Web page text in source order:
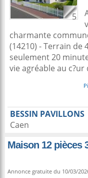
5
charmante
(14210) - Terrain de
seulement 20
vie agréable au
BESSIN PAVILLONS
Caen
Maison 12 pièces
Annonce gratuite du 10/03/